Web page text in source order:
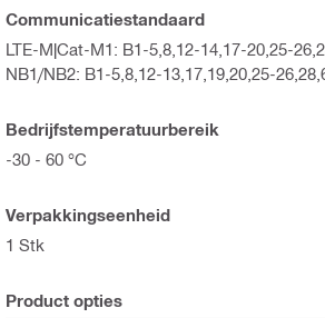
Communicatiestandaard
LTE-M|Cat-M1: B1-5,8,12-14,17-20,25-
NB1/NB2: B1-5,8,12-13,17,19,20,25-
Bedrijfstemperatuurbereik
-30 - 60 °C
Verpakkingseenheid
1 Stk
Product opties